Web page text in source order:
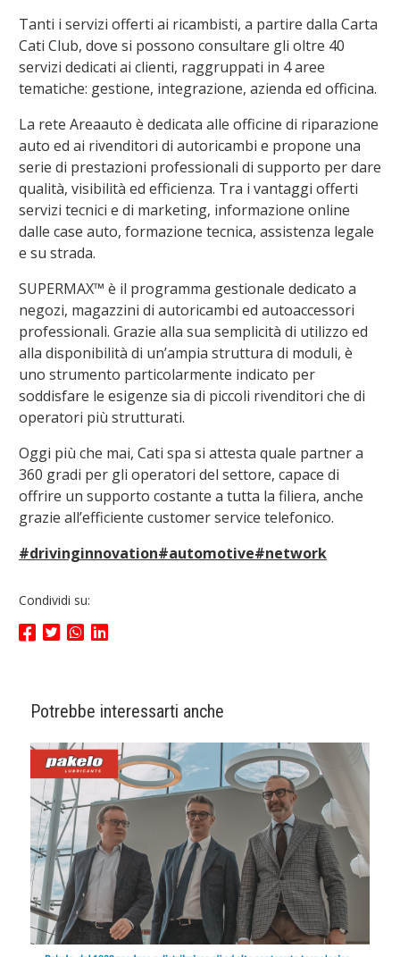
Tanti i servizi offerti ai ricambisti, a partire dalla Carta
Cati Club, dove si possono consultare gli oltre 40
servizi dedicati ai clienti, raggruppati in 4 aree
tematiche: gestione, integrazione, azienda ed officina.
La rete Areaauto è dedicata alle officine di riparazione
auto ed ai rivenditori di autoricambi e propone una
serie di prestazioni professionali di supporto per dare
qualità, visibilità ed efficienza. Tra i vantaggi offerti
servizi tecnici e di marketing, informazione online
dalle case auto, formazione tecnica, assistenza legale
e su strada.
SUPERMAX™ è il programma gestionale dedicato a
negozi, magazzini di autoricambi ed autoaccessori
professionali. Grazie alla sua semplicità di utilizzo ed
alla disponibilità di un’ampia struttura di moduli, è
uno strumento particolarmente indicato per
soddisfare le esigenze sia di piccoli rivenditori che di
operatori più strutturati.
Oggi più che mai, Cati spa si attesta quale partner a
360 gradi per gli operatori del settore, capace di
offrire un supporto costante a tutta la filiera, anche
grazie all’efficiente customer service telefonico.
#drivinginnovation#automotive#network
Condividi su:
Potrebbe interessarti anche